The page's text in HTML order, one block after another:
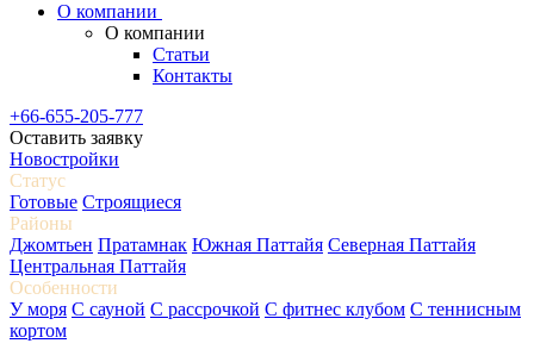
О компании
О компании
Статьи
Контакты
+66-655-205-777
Оставить заявку
Новостройки
Статус
Готовые Строящиеся
Районы
Джомтьен Пратамнак Южная Паттайя Северная Паттайя
Центральная Паттайя
Особенности
У моря С сауной С рассрочкой С фитнес клубом С теннисным
кортом